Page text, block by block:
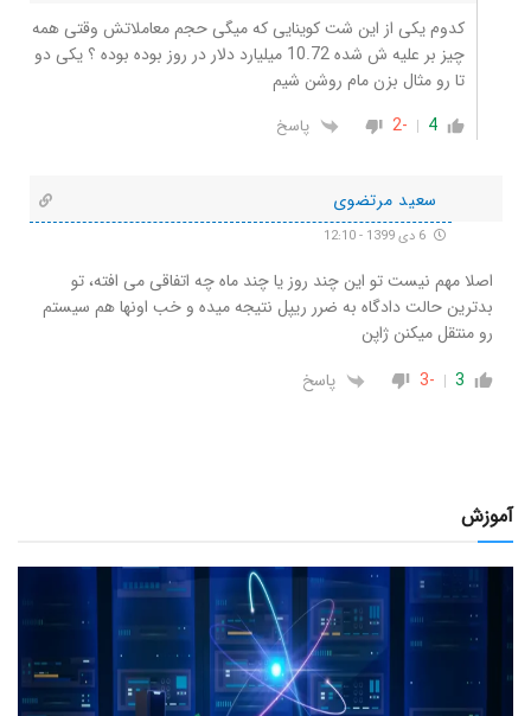
کدوم یکی از این شت کوینایی که میگی حجم معاملاتش وقتی همه
چیز بر علیه ش شده 10.72 میلیارد دلار در روز بوده بوده ؟ یکی دو
تا رو مثال بزن مام روشن شیم
4
-2 پاسخ
سعید مرتضوی
اصلا مهم نیست تو این چند روز یا چند ماه چه اتفاقی می افته، تو
بدترین حالت دادگاه به ضرر ریپل نتیجه میده و خب اونها هم سیستم
رو منتقل میکنن ژاپن
3
-3 پاسخ
آموزش